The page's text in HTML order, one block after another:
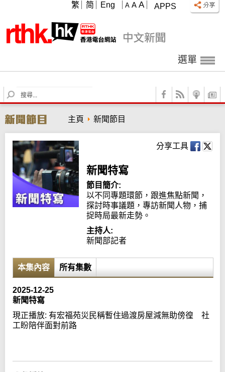
APPS
A A A
繁 简 Eng
選單
S
e
r
c
h
主頁 新聞節目
分享工具
新聞特寫
節目簡介:
以不同專題環節，跟進焦點新聞，
探討時事議題，專訪新聞人物，捕
捉時局最新走勢。
主持人:
新聞部記者
本集內容 所有集數
2025-12-25
新聞特寫
現正播放: 有宏福苑災民稱暫住過渡房屋減無助傍徨 社
工盼陪伴面對前路